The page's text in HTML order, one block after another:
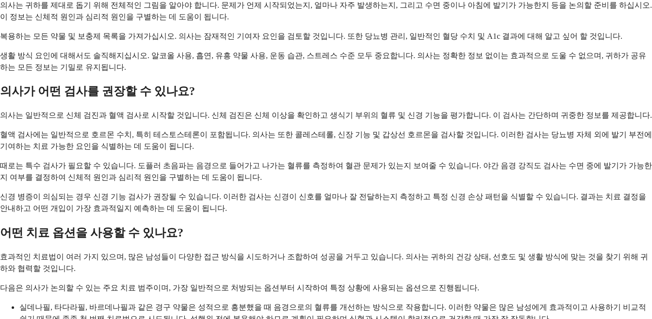
의사는 귀하를 제대로 돕기 위해 전체적인 그림을 알아야 합니다. 문제가 언제 시작되었는지, 얼마나 자주 발생하는지, 그리고 수면 중이나 아침에 발기가 가능한지 등을 논의할 준비를 하십시오.
이 정보는 신체적 원인과 심리적 원인을 구별하는 데 도움이 됩니다.
복용하는 모든 약물 및 보충제 목록을 가져가십시오. 의사는 잠재적인 기여자 요인을 검토할 것입니다. 또한 당뇨병 관리, 일반적인 혈당 수치 및 A1c 결과에 대해 알고 싶어 할 것입니다.
생활 방식 요인에 대해서도 솔직해지십시오. 알코올 사용, 흡연, 유흥 약물 사용, 운동 습관, 스트레스 수준 모두 중요합니다. 의사는 정확한 정보 없이는 효과적으로 도울 수 없으며, 귀하가 공유
하는 모든 정보는 기밀로 유지됩니다.
의사가 어떤 검사를 권장할 수 있나요?
의사는 일반적으로 신체 검진과 혈액 검사로 시작할 것입니다. 신체 검진은 신체 이상을 확인하고 생식기 부위의 혈류 및 신경 기능을 평가합니다. 이 검사는 간단하며 귀중한 정보를 제공합니다.
혈액 검사에는 일반적으로 호르몬 수치, 특히 테스토스테론이 포함됩니다. 의사는 또한 콜레스테롤, 신장 기능 및 갑상선 호르몬을 검사할 것입니다. 이러한 검사는 당뇨병 자체 외에 발기 부전에
기여하는 치료 가능한 요인을 식별하는 데 도움이 됩니다.
때로는 특수 검사가 필요할 수 있습니다. 도플러 초음파는 음경으로 들어가고 나가는 혈류를 측정하여 혈관 문제가 있는지 보여줄 수 있습니다. 야간 음경 강직도 검사는 수면 중에 발기가 가능한
지 여부를 결정하여 신체적 원인과 심리적 원인을 구별하는 데 도움이 됩니다.
신경 병증이 의심되는 경우 신경 기능 검사가 권장될 수 있습니다. 이러한 검사는 신경이 신호를 얼마나 잘 전달하는지 측정하고 특정 신경 손상 패턴을 식별할 수 있습니다. 결과는 치료 결정을
안내하고 어떤 개입이 가장 효과적일지 예측하는 데 도움이 됩니다.
어떤 치료 옵션을 사용할 수 있나요?
효과적인 치료법이 여러 가지 있으며, 많은 남성들이 다양한 접근 방식을 시도하거나 조합하여 성공을 거두고 있습니다. 의사는 귀하의 건강 상태, 선호도 및 생활 방식에 맞는 것을 찾기 위해 귀
하와 협력할 것입니다.
다음은 의사가 논의할 수 있는 주요 치료 범주이며, 가장 일반적으로 처방되는 옵션부터 시작하여 특정 상황에 사용되는 옵션으로 진행됩니다.
실데나필, 타다라필, 바르데나필과 같은 경구 약물은 성적으로 흥분했을 때 음경으로의 혈류를 개선하는 방식으로 작용합니다. 이러한 약물은 많은 남성에게 효과적이고 사용하기 비교적